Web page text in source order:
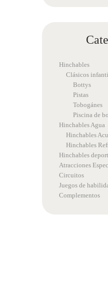
Hinchables
Clásicos
Bottys
Pistas
Tobogánes
Piscina de
Hinchables Agua
Hinchables
Hinchables
Hinchables
Atracciones
Circuitos
Juegos de
Complementos